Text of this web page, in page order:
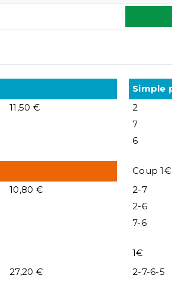
11,50 €
Simple
2
7
6
10,80 €
Coup 1€
2-7
2-6
7-6
27,20 €
1€
2-7-6-5